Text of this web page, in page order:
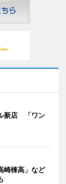
新店 「ワン
崎棟高」など